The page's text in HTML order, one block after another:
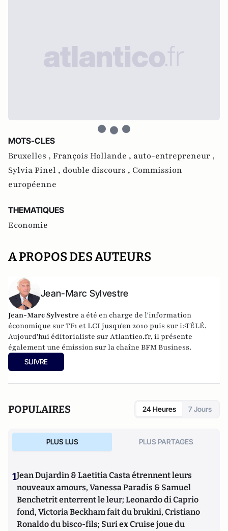
MOTS-CLES
Bruxelles , François Hollande , auto-entrepreneur ,
Sylvia Pinel , double discours , Commission
européenne
THEMATIQUES
Economie
A PROPOS DES AUTEURS
Jean-Marc Sylvestre
Jean-Marc Sylvestre a été en charge de l'information
économique sur TF1 et LCI jusqu'en 2010 puis sur i>TÉLÉ.
Aujourd'hui éditorialiste sur Atlantico.fr, il présente
également une émission sur la chaîne BFM Business.
SUIVRE
POPULAIRES 24 Heures 7 Jours
PLUS LUS PLUS PARTAGES
1Jean Dujardin & Laetitia Casta étrennent leurs
nouveaux amours, Vanessa Paradis & Samuel
Benchetrit enterrent le leur; Leonardo di Caprio
fond, Victoria Beckham fait du brukini, Cristiano
Ronaldo du bisco-fils; Suri ex Cruise joue du